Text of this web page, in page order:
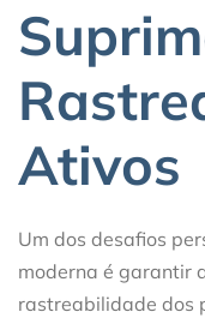
Ativos
Um dos desafios
moderna é garantir
rastreabilidade dos